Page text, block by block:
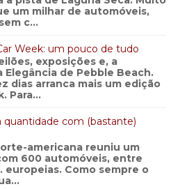
um milhar de automóveis,
c...
Week: um pouco de tudo
exposições e, a
Elegância de Pebble Beach.
dias arranca mais um edição
Para...
quantidade com (bastante)
americana reuniu um
600 automóveis, entre
europeias. Como sempre o